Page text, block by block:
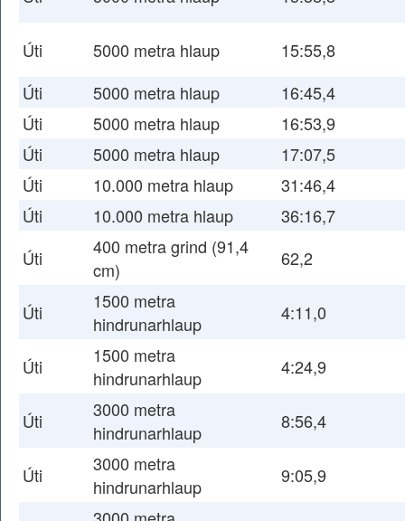
Úti 5000 metra hlaup
15:55,8
Úti
5000 metra hlaup
16:45,4
Úti
5000 metra hlaup
16:53,9
Úti
5000 metra hlaup
17:07,5
Úti
10.000 metra hlaup
31:46,4
Úti
10.000 metra hlaup
36:16,7
Úti
400 metra grind (91,4
cm)
62,2
Úti
1500 metra
hindrunarhlaup
4:11,0
Úti
1500 metra
hindrunarhlaup
4:24,9
Úti
3000 metra
hindrunarhlaup
8:56,4
Úti
3000 metra
hindrunarhlaup
9:05,9